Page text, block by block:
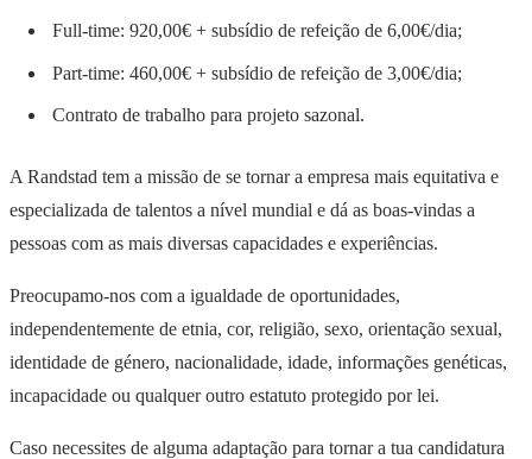
Full-time: 920,00€ + subsídio de refeição de 6,00€/dia;
Part-time: 460,00€ + subsídio de refeição de 3,00€/dia;
Contrato de trabalho para projeto sazonal.
A Randstad tem a missão de se tornar a empresa mais equitativa e
especializada de talentos a nível mundial e dá as boas-vindas a
pessoas com as mais diversas capacidades e experiências.
Preocupamo-nos com a igualdade de oportunidades,
independentemente de etnia, cor, religião, sexo, orientação sexual,
identidade de género, nacionalidade, idade, informações genéticas,
incapacidade ou qualquer outro estatuto protegido por lei.
Caso necessites de alguma adaptação para tornar a tua candidatura